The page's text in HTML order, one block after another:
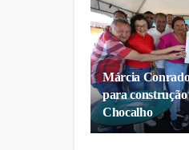
Márcia
para construção
Chocalho